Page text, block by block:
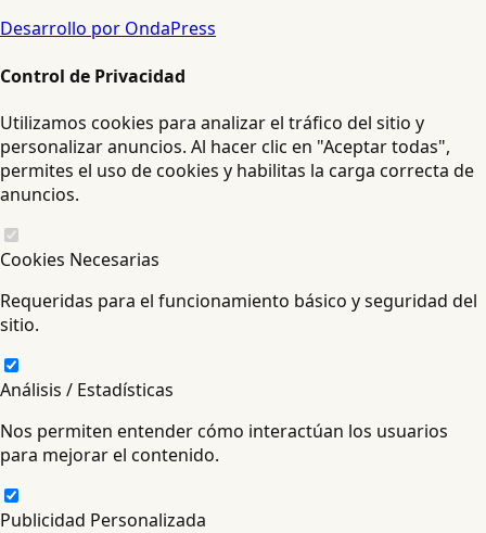
Desarrollo por OndaPress
Control de Privacidad
Utilizamos cookies para analizar el tráfico del sitio y
personalizar anuncios. Al hacer clic en "Aceptar todas",
permites el uso de cookies y habilitas la carga correcta de
anuncios.
Cookies Necesarias
Requeridas para el funcionamiento básico y seguridad del
sitio.
Análisis / Estadísticas
Nos permiten entender cómo interactúan los usuarios
para mejorar el contenido.
Publicidad Personalizada